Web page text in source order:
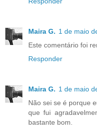
Maira G. 1 de maio
Este comentário foi
Responder
Maira G. 1 de maio
Não sei se é porque
que fui
bastante bom.